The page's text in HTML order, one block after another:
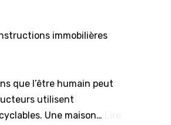
immobilières
que l’être humain peut
utilisent
Une maison…